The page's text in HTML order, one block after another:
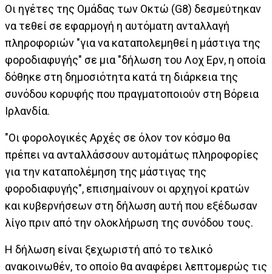
Οι ηγέτες της Ομάδας των Οκτώ (G8) δεσμεύτηκαν
να τεθεί σε εφαρμογή η αυτόματη ανταλλαγή
πληροφοριών "για να καταπολεμηθεί η μάστιγα της
φοροδιαφυγής" σε μια "δήλωση του Λοχ Ερν, η οποία
δόθηκε στη δημοσιότητα κατά τη διάρκεια της
συνόδου κορυφής που πραγματοποιούν στη Βόρεια
Ιρλανδία.
"Οι φορολογικές Αρχές σε όλον τον κόσμο θα
πρέπει να ανταλλάσσουν αυτομάτως πληροφορίες
για την καταπολέμηση της μάστιγας της
φοροδιαφυγής", επισημαίνουν οι αρχηγοί κρατών
και κυβερνήσεων στη δήλωση αυτή που εξέδωσαν
λίγο πριν από την ολοκλήρωση της συνόδου τους.
Η δήλωση είναι ξεχωριστή από το τελικό
ανακοινωθέν, το οποίο θα αναφέρει λεπτομερώς τις